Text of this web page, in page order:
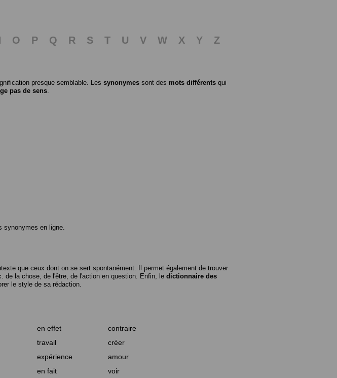
O P Q R S T U V W X Y
Z
presque semblable. Les synonymes sont des mots différents qui
pas de sens
synonymes en ligne.
que ceux dont on se sert spontanément. Il permet également de trouver
de la chose, de l'être, de l'action en question. Enfin, le dictionnaire des
le style de sa rédaction.
en effet
contraire
travail
créer
expérience
amour
en fait voir